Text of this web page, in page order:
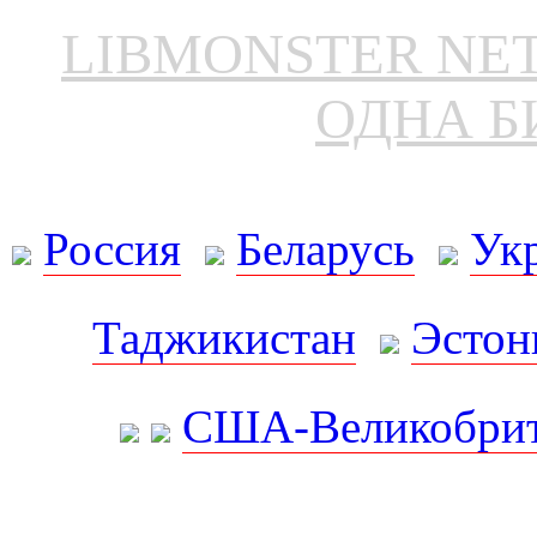
LIBMONSTER
ОДНА
Россия Беларусь
Таджикистан
США-